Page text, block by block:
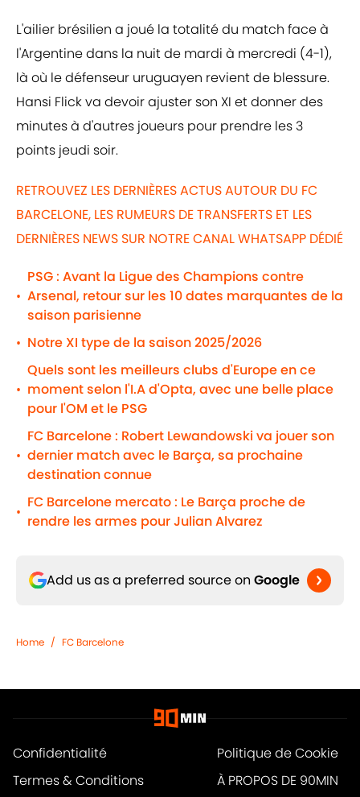
L'ailier brésilien a joué la totalité du match face à
l'Argentine dans la nuit de mardi à mercredi (4-1),
là où le défenseur uruguayen revient de blessure.
Hansi Flick va devoir ajuster son XI et donner des
minutes à d'autres joueurs pour prendre les 3
points jeudi soir.
RETROUVEZ LES DERNIÈRES ACTUS AUTOUR DU FC
BARCELONE, LES RUMEURS DE TRANSFERTS ET LES
DERNIÈRES NEWS SUR NOTRE CANAL WHATSAPP DÉDIÉ
•
PSG : Avant la Ligue des Champions contre
Arsenal, retour sur les 10 dates marquantes de la
saison parisienne
• Notre XI type de la saison 2025/2026
•
Quels sont les meilleurs clubs d'Europe en ce
moment selon l'I.A d'Opta, avec une belle place
pour l'OM et le PSG
•
FC Barcelone : Robert Lewandowski va jouer son
dernier match avec le Barça, sa prochaine
destination connue
•
FC Barcelone mercato : Le Barça proche de
rendre les armes pour Julian Alvarez
Add us as a preferred source on Google
Home / FC Barcelone
Confidentialité
Politique de Cookie
Termes & Conditions
À PROPOS DE 90MIN